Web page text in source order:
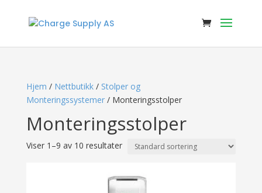
Hjem / Nettbutikk/ Stolper og
Monteringssystemer/ Monteringsstolper
Monteringsstolper
Viser 1–9 av 10 resultater